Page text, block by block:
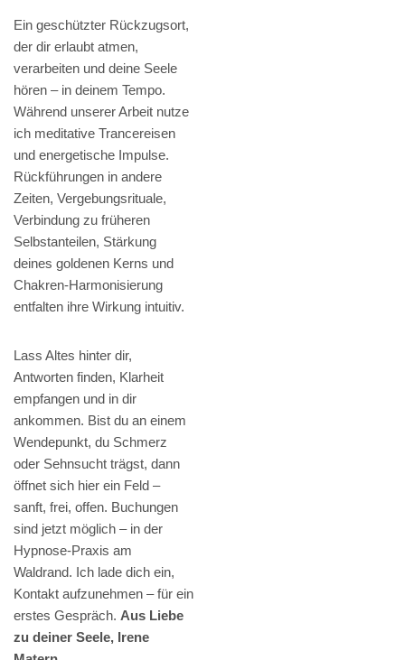
Ein geschützter Rückzugsort,
der dir erlaubt atmen,
verarbeiten und deine Seele
hören – in deinem Tempo.
Während unserer Arbeit nutze
ich meditative Trancereisen
und energetische Impulse.
Rückführungen in andere
Zeiten, Vergebungsrituale,
Verbindung zu früheren
Selbstanteilen, Stärkung
deines goldenen Kerns und
Chakren-Harmonisierung
entfalten ihre Wirkung intuitiv.
Lass Altes hinter dir,
Antworten finden, Klarheit
empfangen und in dir
ankommen. Bist du an einem
Wendepunkt, du Schmerz
oder Sehnsucht trägst, dann
öffnet sich hier ein Feld –
sanft, frei, offen. Buchungen
sind jetzt möglich – in der
Hypnose-Praxis am
Waldrand. Ich lade dich ein,
Kontakt aufzunehmen – für ein
erstes Gespräch. Aus Liebe
zu deiner Seele, Irene